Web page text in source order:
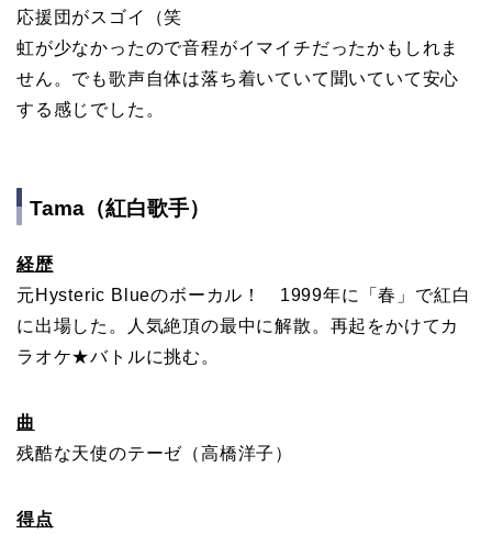
応援団がスゴイ（笑
虹が少なかったので音程がイマイチだったかもしれま
せん。でも歌声自体は落ち着いていて聞いていて安心
する感じでした。
Tama（紅白歌手）
経歴
元Hysteric Blueのボーカル！ 1999年に「春」で紅白
に出場した。人気絶頂の最中に解散。再起をかけてカ
ラオケ★バトルに挑む。
曲
残酷な天使のテーゼ（高橋洋子）
得点